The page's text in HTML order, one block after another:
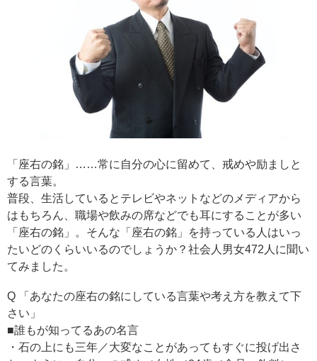
「座右の銘」……常に自分の心に留めて、戒めや励ましと
する言葉。
普段、生活しているとテレビやネットなどのメディアから
はもちろん、職場や飲みの席などでも耳にすることが多い
「座右の銘」。そんな「座右の銘」を持っている人はいっ
たいどのくらいいるのでしょうか？社会人男女472人に聞い
てみました。
Q 「あなたの座右の銘にしている言葉や考え方を教えて下
さい」
■誰もが知ってるあの名言
・石の上にも三年／大変なことがあってもすぐに投げ出さ